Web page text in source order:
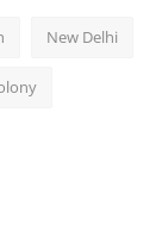
New Delhi